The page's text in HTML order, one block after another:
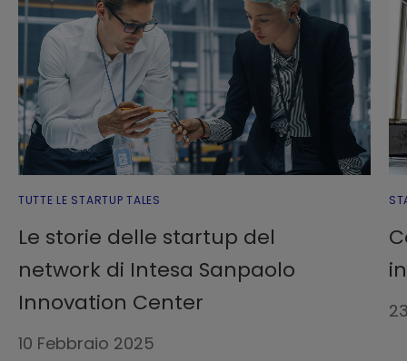
TUTTE LE STARTUP TALES
Le storie delle startup del
network di Intesa Sanpaolo
Innovation Center
10 Febbraio 2025